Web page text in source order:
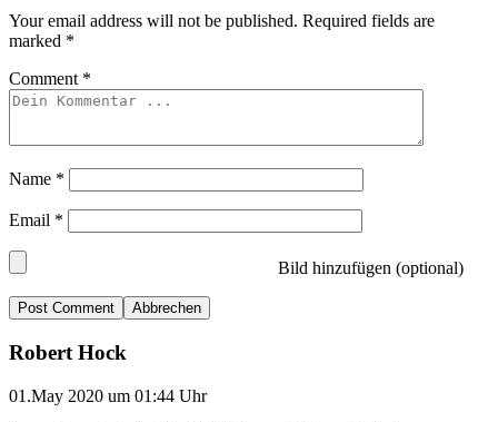
Your email address will not be published. Required fields are
marked *
Comment *
Name *
Email *
Bild hinzufügen (optional)
Abbrechen
Robert Hock
01.May 2020 um 01:44 Uhr